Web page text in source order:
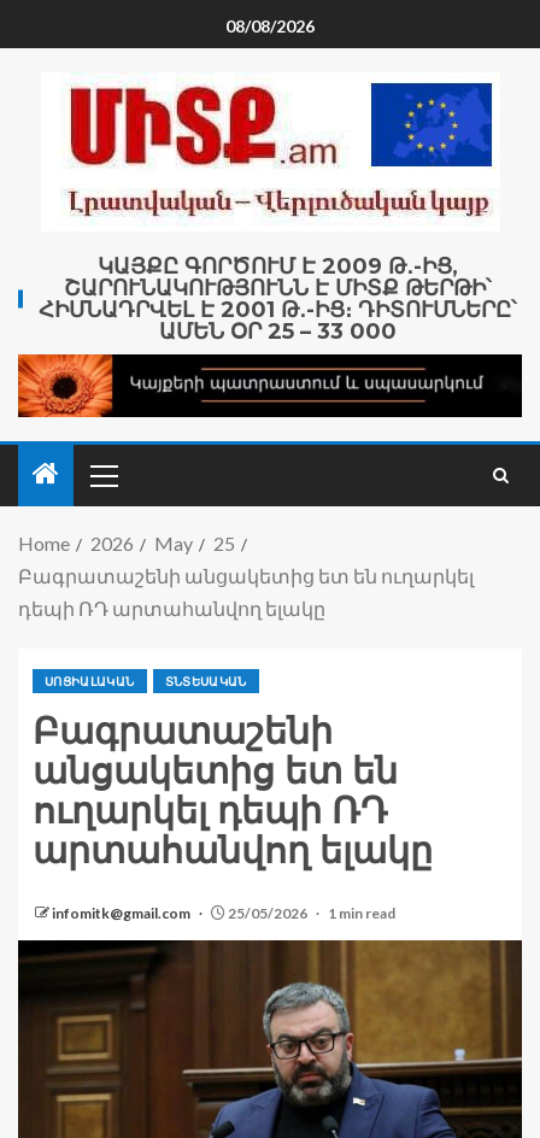
08/08/2026
ԿԱՅՔԸ ԳՈՐԾՈՒՄ Է 2009 Թ․-ԻՑ,
ՇԱՐՈՒՆԱԿՈՒԹՅՈՒՆՆ Է ՄԻՏՔ ԹԵՐԹԻ՝
ՀԻՄՆԱԴՐՎԵԼ Է 2001 Թ․-ԻՑ։ ԴԻՏՈՒՄՆԵՐԸ՝
ԱՄԵՆ ՕՐ 25 – 33 000
Home 2026 May
25
Բագրատաշենի անցակետից ետ են ուղարկել
դեպի ՌԴ արտահանվող ելակը
ՍՈՑԻԱԼԱԿԱՆ ՏՆՏԵՍԱԿԱՆ
Բագրատաշենի
անցակետից ետ են
ուղարկել դեպի ՌԴ
արտահանվող ելակը
infomitk@gmail.com 25/05/2026 1 min read